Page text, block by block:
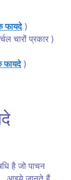
फायदे)
चारों प्रकार )
फायदे)
है जो पाचन